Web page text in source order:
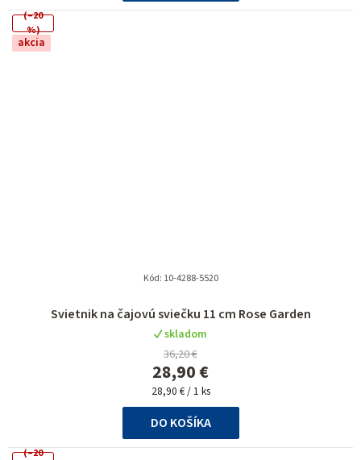
akcia
Svietnik na čajovú sviečku 11 cm Rose Garden
hodnotenie
produktu
je
5,0
z
5
hviezdičiek.
skladom
28,90 €
36,20 €
(–20
%)
Jednotková
cena:
28,90 € / 1 ks
DO KOŠÍKA
Kód: 10-4288-5520
(–20